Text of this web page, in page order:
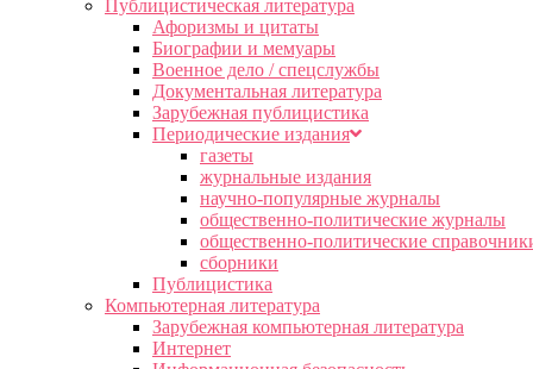
Публицистическая литература
Афоризмы и цитаты
Биографии и мемуары
Военное дело / спецслужбы
Документальная литература
Зарубежная публицистика
Периодические издания
газеты
журнальные издания
научно-популярные журналы
общественно-политические журналы
общественно-политические
сборники
Публицистика
Компьютерная литература
Зарубежная компьютерная литература
Интернет